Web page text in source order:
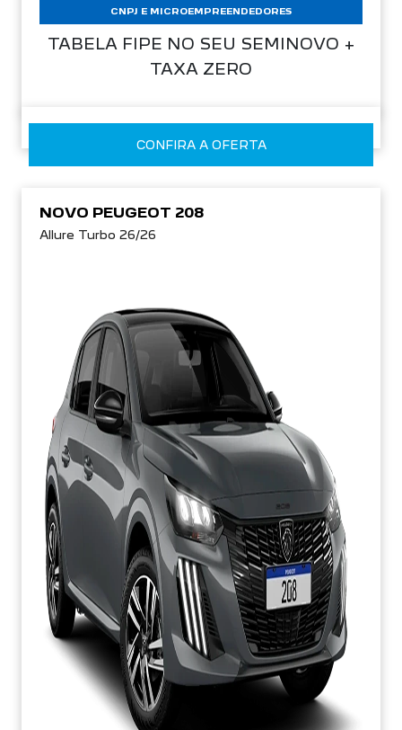
TABELA FIPE NO SEU SEMINOVO +
TAXA ZERO
CNPJ E MICROEMPREENDEDORES
CONFIRA A OFERTA
NOVO PEUGEOT 208
Allure Turbo 26/26